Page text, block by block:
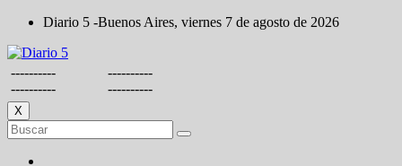
Saltar
contenido
Diario 5 -Buenos Aires, viernes 7 de agosto de 2026
----------
----------
----------
----------
X